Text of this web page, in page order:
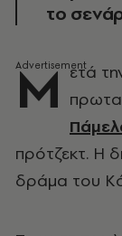
το
Μ ετά
πρότζεκτ. Η
δράμα του